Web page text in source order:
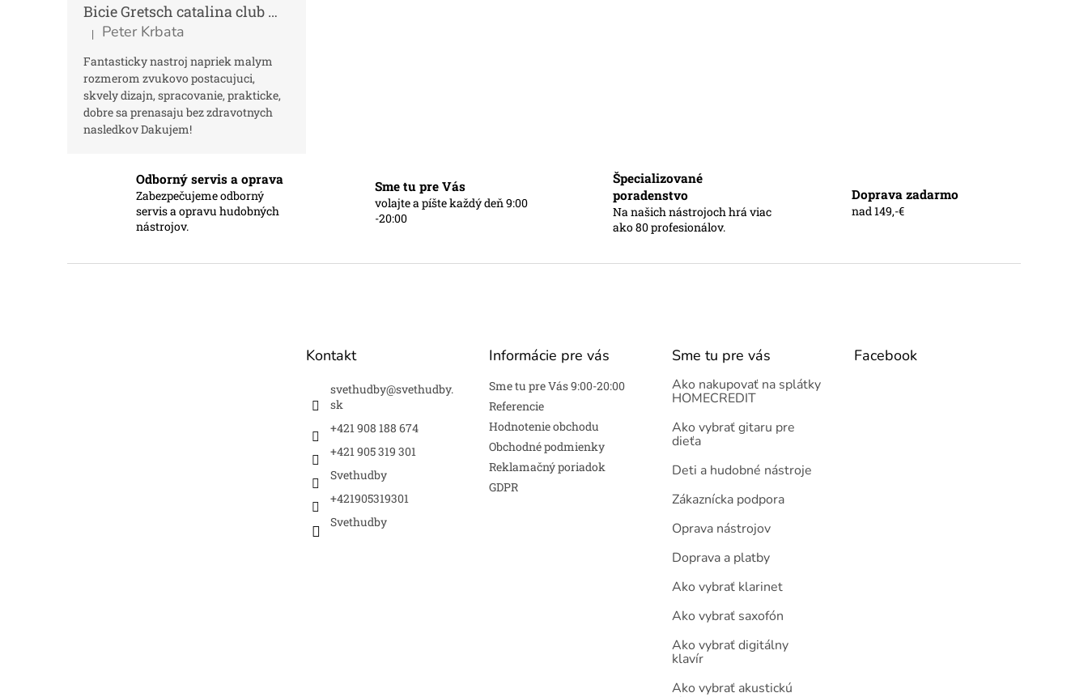
Bicie Gretsch catalina club micro kit saf
Hodnotenie produktu je 5 z 5 hviezdičiek.
| Peter Krbata
Fantasticky nastroj napriek malym
rozmerom zvukovo postacujuci,
skvely dizajn, spracovanie, prakticke,
dobre sa prenasaju bez zdravotnych
nasledkov Dakujem!
Odborný servis a oprava
Zabezpečujeme odborný
servis a opravu hudobných
nástrojov.
Sme tu pre Vás
volajte a píšte každý deň 9:00
-20:00
Špecializované
poradenstvo
Na našich nástrojoch hrá viac
ako 80 profesionálov.
Doprava zadarmo
nad 149,-€
Kontakt
svethudby@svethudby.
sk
+421 908 188 674
+421 905 319 301
Svethudby
+421905319301
Svethudby
Informácie pre vás
Sme tu pre Vás 9:00-20:00
Referencie
Hodnotenie obchodu
Obchodné podmienky
Reklamačný poriadok
GDPR
Sme tu pre vás
Ako nakupovať na splátky
HOMECREDIT
Ako vybrať gitaru pre
dieťa
Deti a hudobné nástroje
Zákaznícka podpora
Oprava nástrojov
Doprava a platby
Ako vybrať klarinet
Ako vybrať saxofón
Ako vybrať digitálny
klavír
Ako vybrať akustickú
Facebook